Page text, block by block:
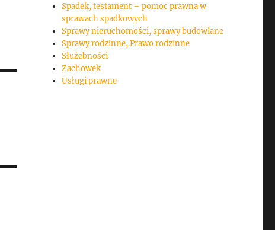
Spadek, testament – pomoc prawna w
sprawach spadkowych
Sprawy nieruchomości, sprawy budowlane
Sprawy rodzinne, Prawo rodzinne
Służebności
Zachowek
Usługi prawne